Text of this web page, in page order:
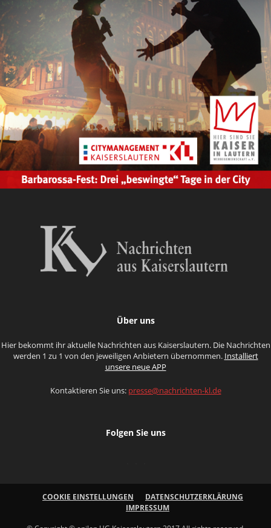
Über uns
Hier bekommt ihr aktuelle Nachrichten aus Kaiserslautern. Die Nachrichten
werden 1 zu 1 von den jeweiligen Anbietern übernommen. Installiert
unsere neue APP
Kontaktieren Sie uns: presse@nachrichten-kl.de
Folgen Sie uns
COOKIE EINSTELLUNGEN
DATENSCHUTZERKLÄRUNG
IMPRESSUM